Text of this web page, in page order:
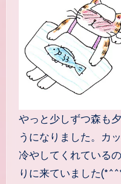
やっと少しずつ森も
うになりました。カ
冷やしてくれている
りに来ていました